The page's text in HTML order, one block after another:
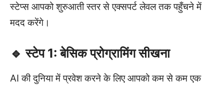
स्टेप्स आपको शुरुआती स्तर से एक्सपर्ट लेवल तक पहुँचने में
मदद करेंगे।
🔹 स्टेप 1: बेसिक प्रोग्रामिंग सीखना
AI की दुनिया में प्रवेश करने के लिए आपको कम से कम एक